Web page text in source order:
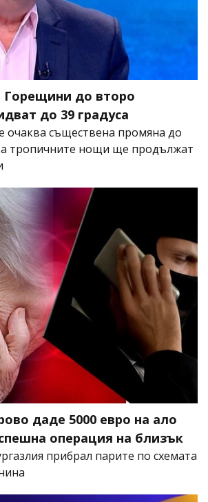
Горещини до второ
до 39 градуса
очаква съществена промяна до
а тропичните нощи ще продължат
даде 5000 евро на ало
операция на близък
прибрал парите по схемата